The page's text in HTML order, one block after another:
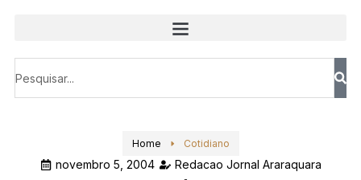
Home Cotidiano
novembro 5, 2004
Redacao Jornal Araraquara